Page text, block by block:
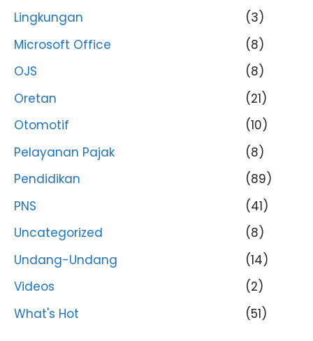
Lingkungan
(3)
Microsoft Office
(8)
OJS
(8)
Oretan
(21)
Otomotif
(10)
Pelayanan Pajak
(8)
Pendidikan
(89)
PNS
(41)
Uncategorized
(8)
Undang-Undang
(14)
Videos
(2)
What's Hot
(51)